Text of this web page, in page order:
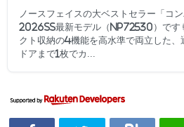
ノースフェイスの大ベストセラー「コ
2026SS最新モデル（NP72530）です
クト収納の4機能を高水準で両立した、
ドアまで1枚でカ...